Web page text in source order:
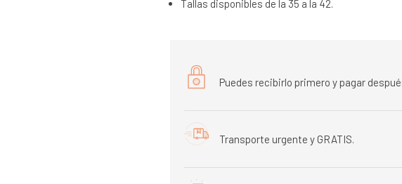
Tallas disponibles de la 35 a la 42.
Puedes recibirlo primero y pagar
Transporte urgente y GRATIS.